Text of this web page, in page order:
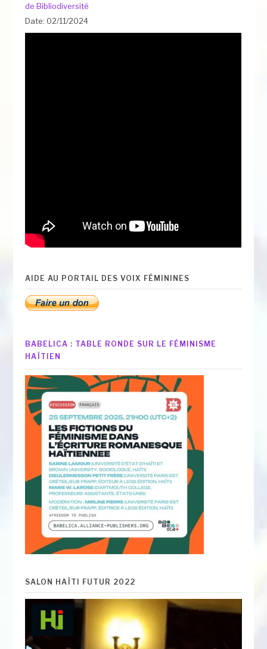
de Bibliodiversité
Date: 02/11/2024
AIDE AU PORTAIL DES VOIX FÉMININES
BABELICA : TABLE RONDE SUR LE FÉMINISME
HAÏTIEN
SALON HAÏTI FUTUR 2022